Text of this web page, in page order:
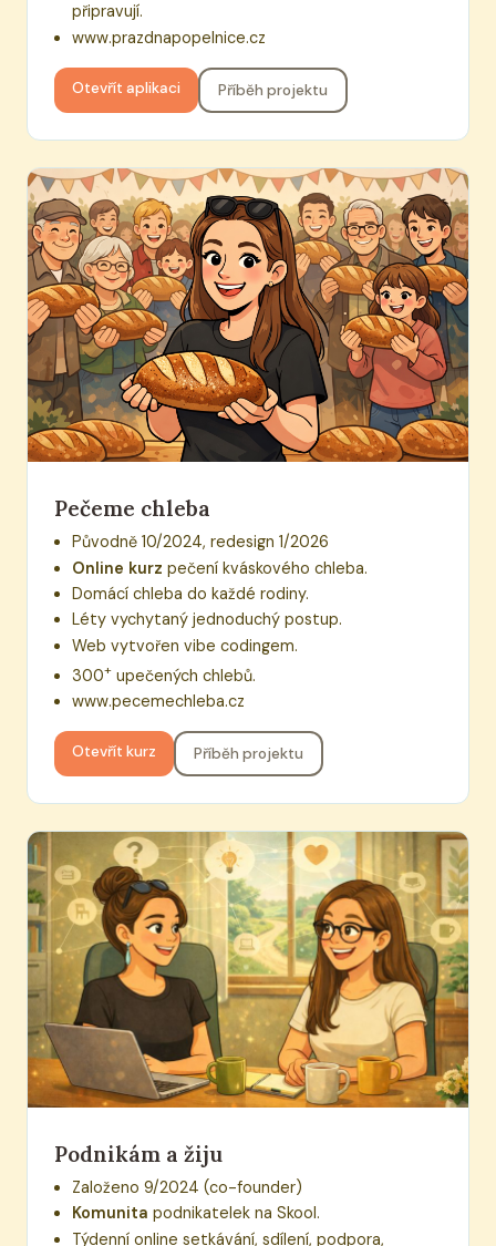
připravují.
www.prazdnapopelnice.cz
Otevřít aplikaci Příběh projektu
Pečeme chleba
Původně 10/2024, redesign 1/2026
Online kurz pečení kváskového chleba.
Domácí chleba do každé rodiny.
Léty vychytaný jednoduchý postup.
Web vytvořen vibe codingem.
300+ upečených chlebů.
www.pecemechleba.cz
Otevřít kurz Příběh projektu
Podnikám a žiju
Založeno 9/2024 (co-founder)
Komunita podnikatelek na Skool.
Týdenní online setkávání, sdílení, podpora,